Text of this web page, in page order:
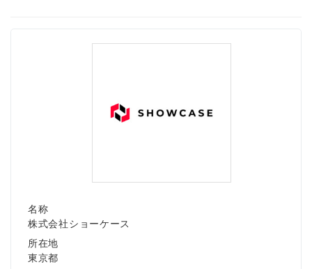
名称
株式会社ショーケース
所在地
東京都